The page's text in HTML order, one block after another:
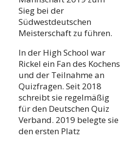
Sieg bei der
Südwestdeutschen
Meisterschaft zu führen.
In der High School war
Rickel ein Fan des Kochens
und der Teilnahme an
Quizfragen. Seit 2018
schreibt sie regelmäßig
für den Deutschen Quiz
Verband. 2019 belegte sie
den ersten Platz